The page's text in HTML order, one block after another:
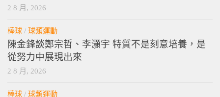
2 8 月, 2026
棒球 / 球類運動
陳金鋒談鄭宗哲、李灝宇 特質不是刻意培養，是
從努力中展現出來
2 8 月, 2026
棒球 / 球類運動